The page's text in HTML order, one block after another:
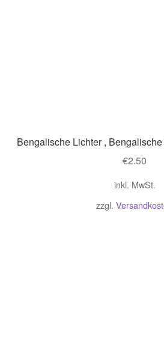
Bengalische Lichter ,
€2.50
inkl. MwSt.
zzgl.